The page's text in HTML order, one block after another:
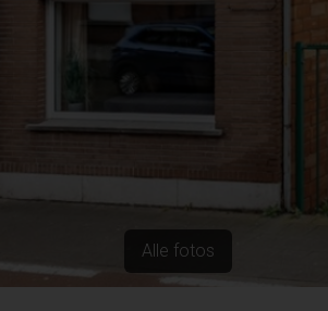
Alle fotos